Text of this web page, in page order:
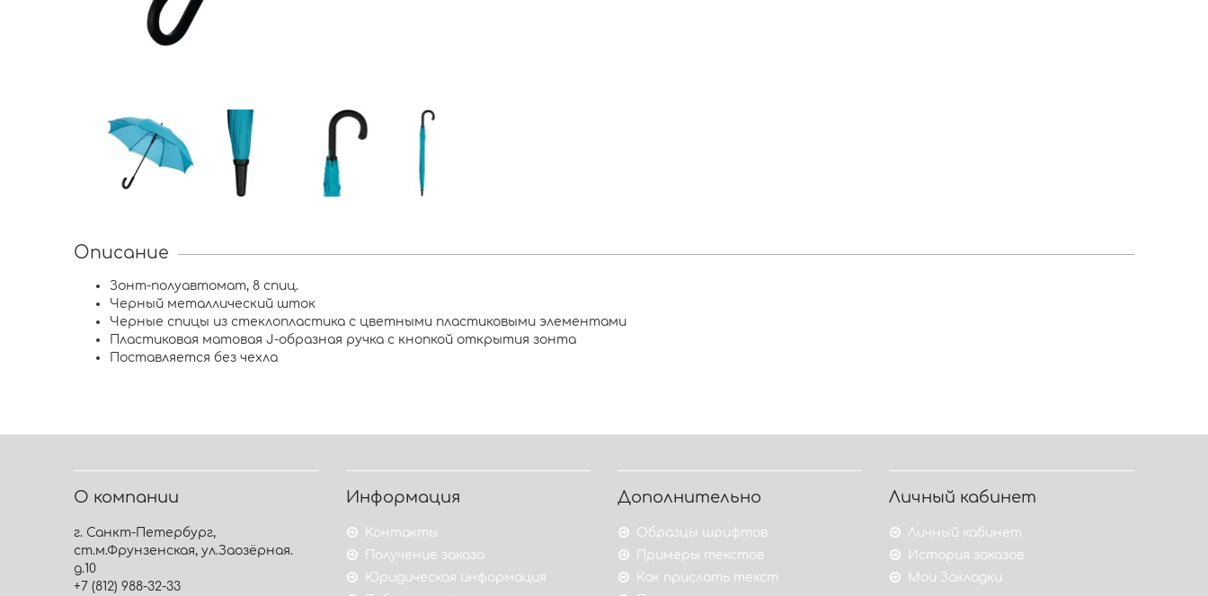
Описание
Зонт-полуавтомат, 8 спиц.
Черный металлический шток
Черные спицы из стеклопластика с цветными пластиковыми элементами
Пластиковая матовая J-образная ручка с кнопкой открытия зонта
Поставляется без чехла
О компании
г. Санкт-Петербург,
ст.м.Фрунзенская, ул.Заозёрная.
д.10
+7 (812) 988-32-33
Информация
Контакты
Получение заказа
Юридическая информация
Дополнительно
Образцы шрифтов
Примеры текстов
Как прислать текст
Личный кабинет
Личный кабинет
История заказов
Мои Закладки